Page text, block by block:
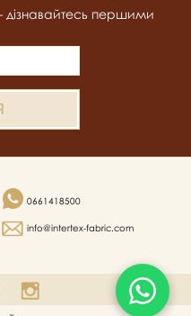
дізнавайтесь першими
0661418500
info@intertex-fabric.com